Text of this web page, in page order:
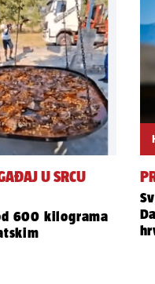
U SRCU
600 kilograma